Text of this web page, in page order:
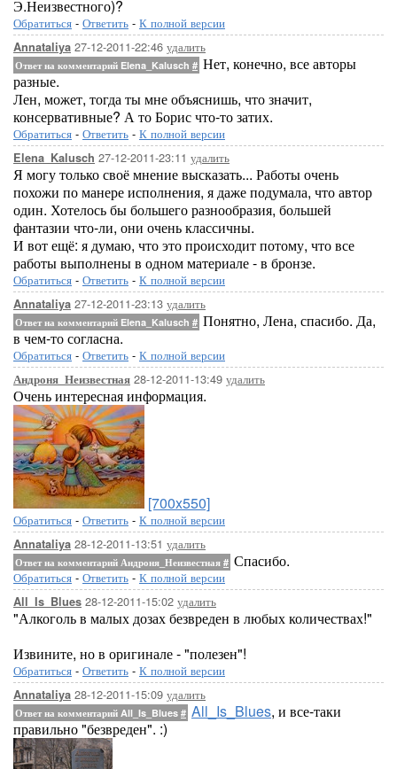
Э.Неизвестного)?
Обратиться - Ответить - К полной версии
Annataliya 27-12-2011-22:46 удалить
Ответ на комментарий Elena_Kalusch # Нет, конечно, все авторы
разные.
Лен, может, тогда ты мне объяснишь, что значит,
консервативные? А то Борис что-то затих.
Обратиться - Ответить - К полной версии
Elena_Kalusch 27-12-2011-23:11 удалить
Я могу только своё мнение высказать... Работы очень
похожи по манере исполнения, я даже подумала, что автор
один. Хотелось бы большего разнообразия, большей
фантазии что-ли, они очень классичны.
И вот ещё: я думаю, что это происходит потому, что все
работы выполнены в одном материале - в бронзе.
Обратиться - Ответить - К полной версии
Annataliya 27-12-2011-23:13 удалить
Ответ на комментарий Elena_Kalusch # Понятно, Лена, спасибо. Да,
в чем-то согласна.
Обратиться - Ответить - К полной версии
Андроня_Неизвестная 28-12-2011-13:49 удалить
Очень интересная информация.
[700x550]
Обратиться - Ответить - К полной версии
Annataliya 28-12-2011-13:51 удалить
Ответ на комментарий Андроня_Неизвестная # Спасибо.
Обратиться - Ответить - К полной версии
All_Is_Blues 28-12-2011-15:02 удалить
"Алкоголь в малых дозах безвреден в любых количествах!"
Извините, но в оригинале - "полезен"!
Обратиться - Ответить - К полной версии
Annataliya 28-12-2011-15:09 удалить
Ответ на комментарий All_Is_Blues # All_Is_Blues, и все-таки
правильно "безвреден". :)